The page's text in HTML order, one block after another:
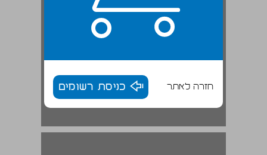
חזרה לאתר כניסת רשומים